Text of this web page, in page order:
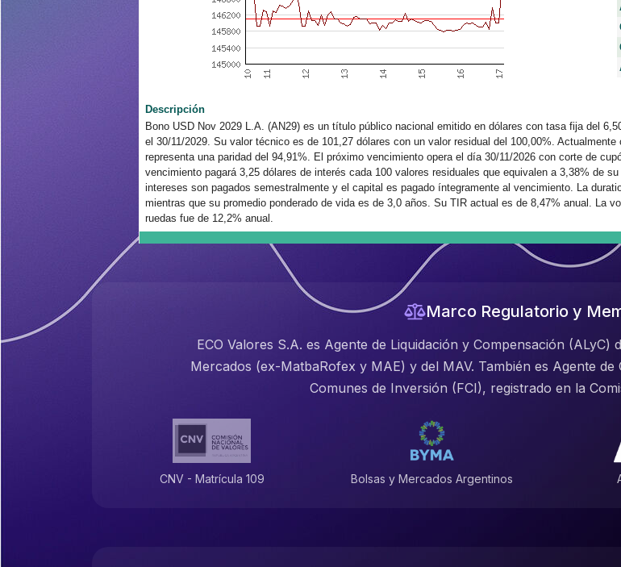
Descripción
Bono USD Nov 2029 L.A. (AN29) es un título público nacional emitido en dólares con tasa fija del
el 30/11/2029. Su valor técnico es de 101,27 dólares con un valor residual del 100,00%.
representa una paridad del 94,91%. El próximo vencimiento opera el día 30/11/2026 con corte de
vencimiento pagará 3,25 dólares de interés cada 100 valores residuales que equivalen a 3,38% de
intereses son pagados semestralmente y el capital es pagado íntegramente al vencimiento. La
mientras que su promedio ponderado de vida es de 3,0 años. Su TIR actual es de 8,47% anual. La
ruedas fue de 12,2% anual.
Marco Regulatorio y
ECO Valores S.A. es Agente de Liquidación y Compensación
Mercados (ex-MatbaRofex y MAE) y del MAV. También es Agente
Comunes de Inversión (FCI), registrado en la
CNV - Matrícula 109 Bolsas y Mercados Argentinos